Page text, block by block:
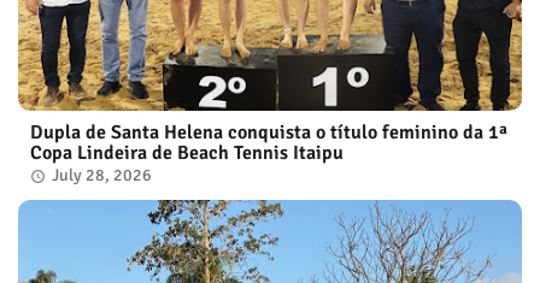
Dupla de Santa Helena conquista o título feminino da 1ª
Copa Lindeira de Beach Tennis Itaipu
July 28, 2026